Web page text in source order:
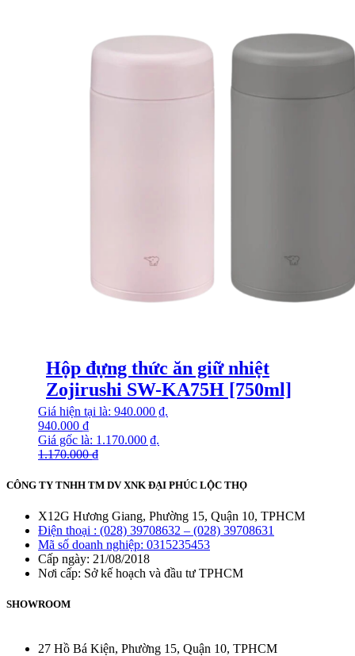
Hộp đựng thức ăn giữ nhiệt
Zojirushi SW-KA75H [750ml]
1.170.000₫
Giá gốc là: 1.170.000 ₫.
940.000 ₫
Giá hiện tại là: 940.000 ₫.
CÔNG TY TNHH TM DV XNK ĐẠI PHÚC LỘC THỌ
X12G Hương Giang, Phường 15, Quận 10, TPHCM
Điện thoại : (028) 39708632 – (028) 39708631
Mã số doanh nghiệp: 0315235453
Cấp ngày: 21/08/2018
Nơi cấp: Sở kế hoạch và đầu tư TPHCM
SHOWROOM
27 Hồ Bá Kiện, Phường 15, Quận 10, TPHCM